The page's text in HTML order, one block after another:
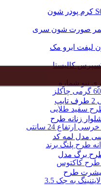
سفید طلایی
24 سانتی
طرح کاکتوس
کالیستا